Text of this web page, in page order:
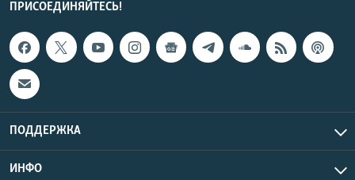
ПРИСОЕДИНЯЙТЕСЬ!
ПОДДЕРЖКА
ИНФО